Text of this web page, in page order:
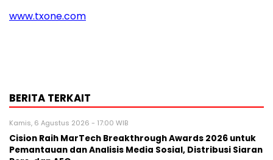
www.txone.com
BERITA TERKAIT
Kamis, 6 Agustus 2026 - 17:00 WIB
Cision Raih MarTech Breakthrough Awards 2026 untuk
Pemantauan dan Analisis Media Sosial, Distribusi Siaran